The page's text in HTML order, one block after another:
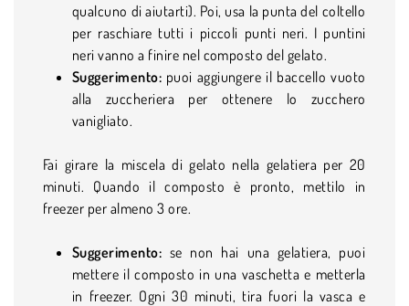
qualcuno di aiutarti). Poi, usa la punta del coltello
per raschiare tutti i piccoli punti neri. I puntini
neri vanno a finire nel composto del gelato.
Suggerimento: puoi aggiungere il baccello vuoto
alla zuccheriera per ottenere lo zucchero
vanigliato.
Fai girare la miscela di gelato nella gelatiera per 20
minuti. Quando il composto è pronto, mettilo in
freezer per almeno 3 ore.
Suggerimento: se non hai una gelatiera, puoi
mettere il composto in una vaschetta e metterla
in freezer. Ogni 30 minuti, tira fuori la vasca e